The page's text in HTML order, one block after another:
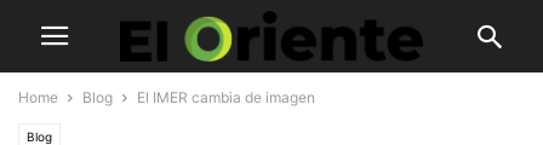
Home Blog El IMER cambia de imagen
Blog